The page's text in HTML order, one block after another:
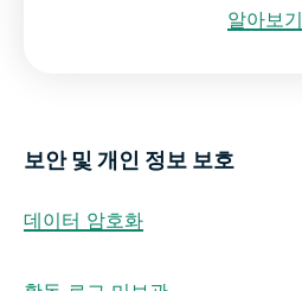
알아보기
보안 및 개인 정보 보호
데이터 암호화